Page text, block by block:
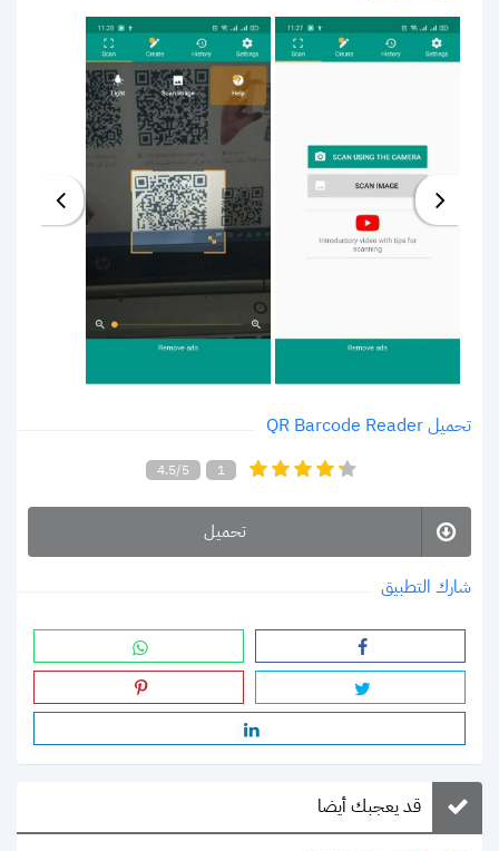
تحميل QR Barcode Reader
4.5/5 1
تحميل
شارك التطبيق
قد يعجبك أيضا